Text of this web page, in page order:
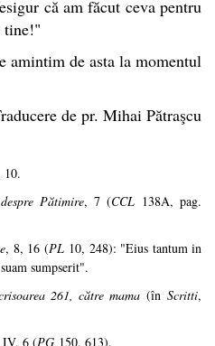
că am făcut ceva pentru
tine!"
amintim de asta la momentul
de pr. Mihai Pătraşcu
Pătimire, 7 (CCL 138A, pag.
, 8, 16 (PL10, 248): "Eius tantum in
sumpserit".
261, către mama(înScritti,
IV, 6 (PG 150, 613).